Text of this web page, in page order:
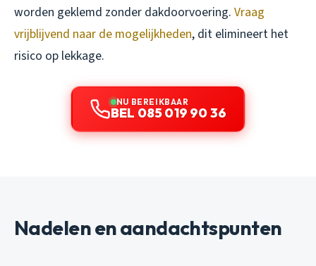
worden geklemd zonder dakdoorvoering. Vraag
vrijblijvend naar de mogelijkheden, dit elimineert het
risico op lekkage.
NU BEREIKBAAR
BEL 085 019 90 36
Nadelen en aandachtspunten